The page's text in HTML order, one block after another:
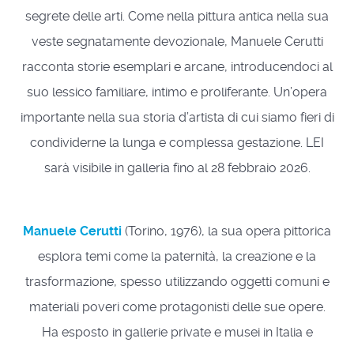
segrete delle arti. Come nella pittura antica nella sua
veste segnatamente devozionale, Manuele Cerutti
racconta storie esemplari e arcane, introducendoci al
suo lessico familiare, intimo e proliferante. Un’opera
importante nella sua storia d’artista di cui siamo fieri di
condividerne la lunga e complessa gestazione. LEI
sarà visibile in galleria fino al 28 febbraio 2026.
Manuele Cerutti (Torino, 1976), la sua opera pittorica
esplora temi come la paternità, la creazione e la
trasformazione, spesso utilizzando oggetti comuni e
materiali poveri come protagonisti delle sue opere.
Ha esposto in gallerie private e musei in Italia e